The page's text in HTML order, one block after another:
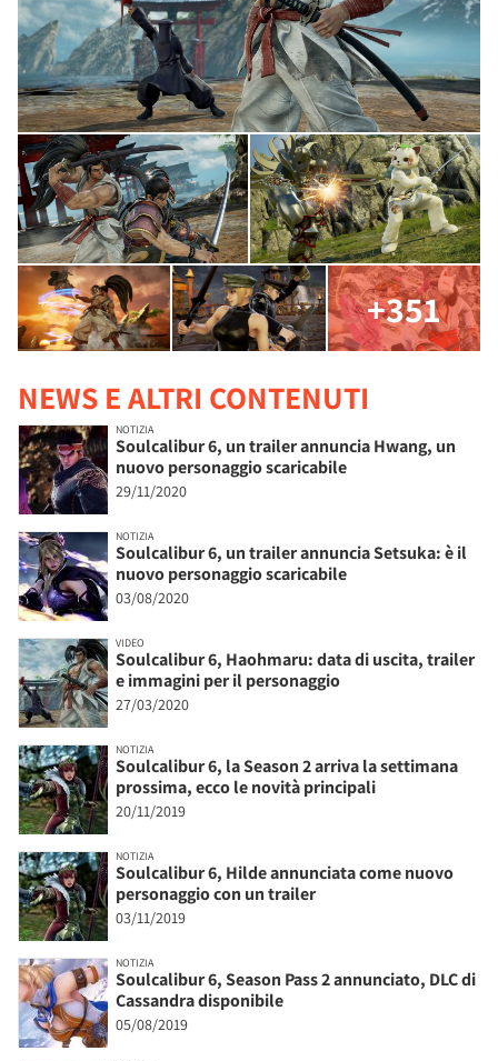
+351
NEWS E ALTRI CONTENUTI
NOTIZIA
Soulcalibur 6, un trailer annuncia Hwang, un
nuovo personaggio scaricabile
29/11/2020
NOTIZIA
Soulcalibur 6, un trailer annuncia Setsuka: è il
nuovo personaggio scaricabile
03/08/2020
VIDEO
Soulcalibur 6, Haohmaru: data di uscita, trailer
e immagini per il personaggio
27/03/2020
NOTIZIA
Soulcalibur 6, la Season 2 arriva la settimana
prossima, ecco le novità principali
20/11/2019
NOTIZIA
Soulcalibur 6, Hilde annunciata come nuovo
personaggio con un trailer
03/11/2019
NOTIZIA
Soulcalibur 6, Season Pass 2 annunciato, DLC di
Cassandra disponibile
05/08/2019